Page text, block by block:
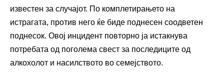
известен за случајот. По комплетирањето на
истрагата, против него ќе биде поднесен соодветен
поднесок. Овој инцидент повторно ја истакнува
потребата од поголема свест за последиците од
алкохолот и насилството во семејството.